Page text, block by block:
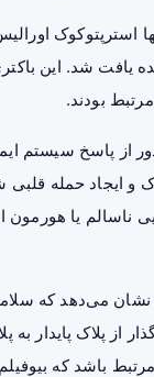
و ۴۲.۹٪ در بیماران جراحی
بودند.
از پاسخ سیستم
و ایجاد حمله
ناسالم یا
نشان می‌دهد که
پلاک پایدار به
باشد که